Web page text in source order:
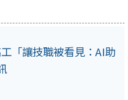
「讓技職被看見：AI助